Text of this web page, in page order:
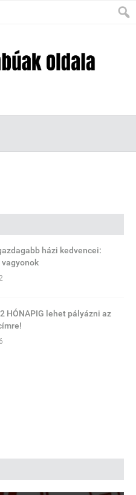
házi kedvencei:
2 HÓNAPIG lehet pályázni az